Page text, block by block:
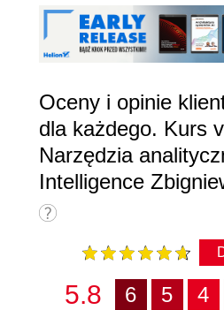
Oceny i opinie
dla każdego. Kurs
Narzędzia
Intelligence
5.8 6 5 4